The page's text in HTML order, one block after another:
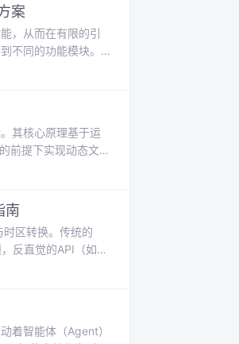
案
，从而在有限的引
不同的功能模块。
发者常需根据应用
默认被
其核心原理基于运
前提下实现动态文本
戏，从PC端到移动
家
南
区转换。传统的
反直觉的API（如月
日期时间处理的演进
着智能体（Agent）